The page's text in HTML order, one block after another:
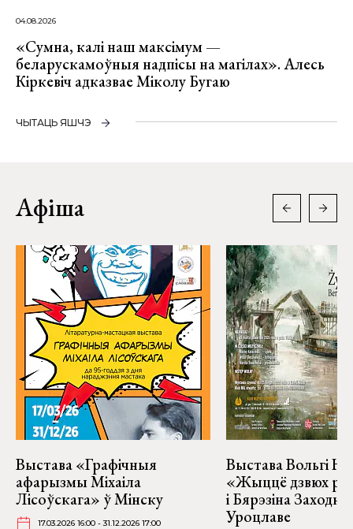
04.08.2026
«Сумна, калі наш максімум —
беларускамоўныя надпісы на магілах». Алесь
Кіркевіч адказвае Міколу Бугаю
ЧЫТАЦЬ ЯШЧЭ
Афіша
Выстава «Графічныя
афарызмы Міхаіла
Лісоўскага» ў Мінску
17.03.2026 16:00 - 31.12.2026 17:00
Выстава Вольгі
«Жыццё дзвюх
і Бярэзіна
Уроцлаве